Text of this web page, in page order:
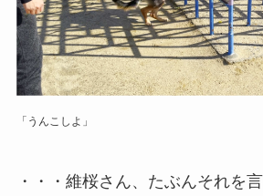
「うんこしよ」
・・・維桜さん、たぶんそれを